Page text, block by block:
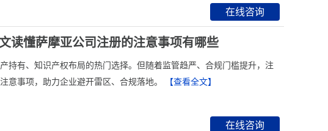
在线咨询
读懂萨摩亚公司注册的注意事项有哪些
持有、知识产权布局的热门选择。但随着监管趋严、合规门槛提升，注
意事项，助力企业避开雷区、合规落地。
【查看全文】
在线咨询